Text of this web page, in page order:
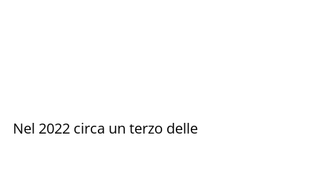
Nel 2022 circa un terzo delle